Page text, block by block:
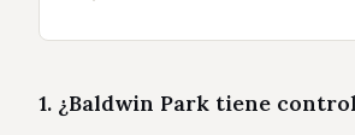
1. ¿Baldwin Park tiene